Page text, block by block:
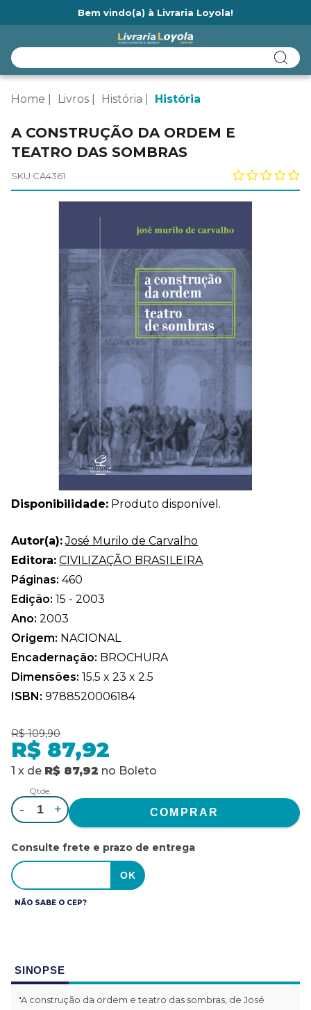
Bem vindo(a) à Livraria Loyola!
Home Livros História História
A CONSTRUÇÃO DA ORDEM E
TEATRO DAS SOMBRAS
SKU CA4361
Disponibilidade: Produto disponível.
Autor(a): José Murilo de Carvalho
Editora: CIVILIZAÇÃO BRASILEIRA
Páginas: 460
Edição: 15 - 2003
Ano: 2003
Origem: NACIONAL
Encadernação: BROCHURA
Dimensões: 15.5 x 23 x 2.5
ISBN: 9788520006184
R$ 109,90
R$ 87,92
1 x de R$ 87,92 no Boleto
Qtde.
- +
Consulte frete e prazo de entrega
NÃO SABE O CEP?
SINOPSE
"A construção da ordem e teatro das sombras, de José